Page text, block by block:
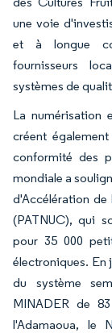
une voie
et à longue
fournisseurs
systèmes de
La numérisation
créent
conformité des
mondiale a
d'Accélération de
(PATNUC), qui
pour 35 000
électroniques. En
du système
MINADER de
l'Adamaoua, le